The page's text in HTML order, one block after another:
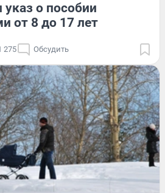
о пособии
от 8 до 17 лет
275 Обсудить